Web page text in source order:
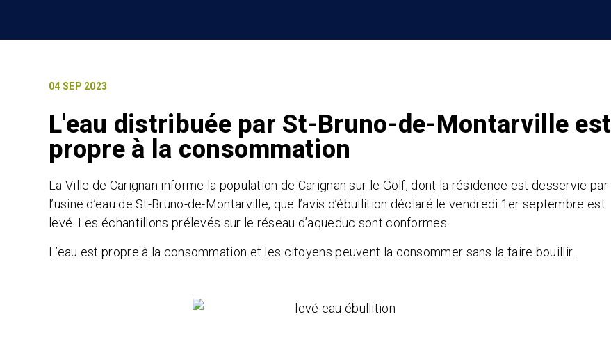
04 SEP 2023
L'eau distribuée par St-Bruno-de-Montarville est
propre à la consommation
La Ville de Carignan informe la population de Carignan sur le Golf, dont la résidence est desservie par
l’usine d’eau de St-Bruno-de-Montarville, que l’avis d’ébullition déclaré le vendredi 1er septembre est
levé. Les échantillons prélevés sur le réseau d’aqueduc sont conformes.
L’eau est propre à la consommation et les citoyens peuvent la consommer sans la faire bouillir.